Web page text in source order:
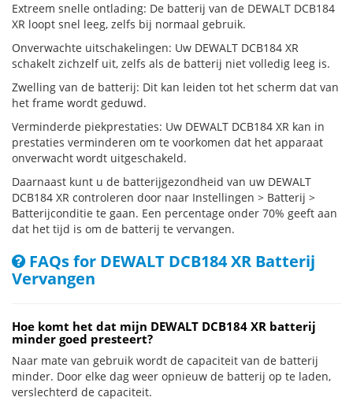
Extreem snelle ontlading: De batterij van de DEWALT DCB184
XR loopt snel leeg, zelfs bij normaal gebruik.
Onverwachte uitschakelingen: Uw DEWALT DCB184 XR
schakelt zichzelf uit, zelfs als de batterij niet volledig leeg is.
Zwelling van de batterij: Dit kan leiden tot het scherm dat van
het frame wordt geduwd.
Verminderde piekprestaties: Uw DEWALT DCB184 XR kan in
prestaties verminderen om te voorkomen dat het apparaat
onverwacht wordt uitgeschakeld.
Daarnaast kunt u de batterijgezondheid van uw DEWALT
DCB184 XR controleren door naar Instellingen > Batterij >
Batterijconditie te gaan. Een percentage onder 70% geeft aan
dat het tijd is om de batterij te vervangen.
FAQs for DEWALT DCB184 XR Batterij
Vervangen
Hoe komt het dat mijn DEWALT DCB184 XR batterij
minder goed presteert?
Naar mate van gebruik wordt de capaciteit van de batterij
minder. Door elke dag weer opnieuw de batterij op te laden,
verslechterd de capaciteit.